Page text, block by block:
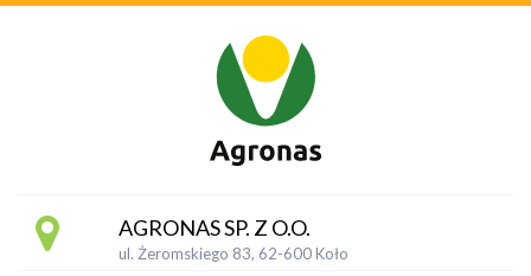
AGRONAS SP. Z O.O.
ul. Żeromskiego 83, 62-600 Koło